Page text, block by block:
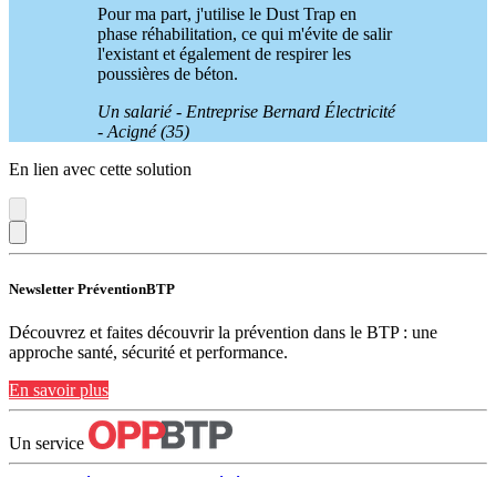
Pour ma part, j'utilise le Dust Trap en
phase réhabilitation, ce qui m'évite de salir
l'existant et également de respirer les
poussières de béton.
Un salarié - Entreprise Bernard Électricité
- Acigné (35)
En lien avec cette solution
Newsletter PréventionBTP
Découvrez et faites découvrir la prévention dans le BTP : une
approche santé, sécurité et performance.
En savoir plus
Un service